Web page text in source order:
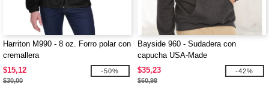
Harriton M990 - 8 oz. Forro polar con
cremallera
$15,12
$30,00
-50%
Bayside 960 - Sudadera con
capucha USA-Made
$35,23
$60,98
-42%